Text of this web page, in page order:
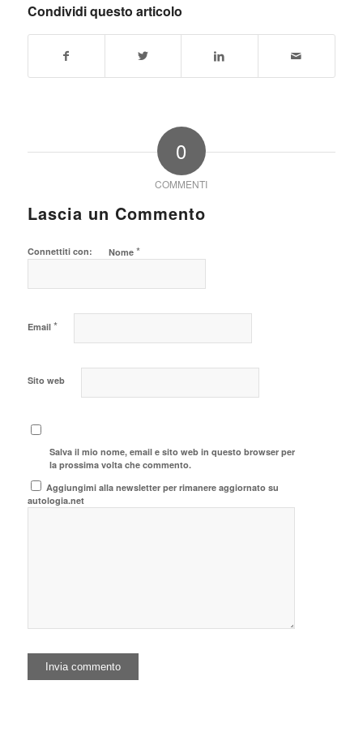
Condividi questo articolo
0
COMMENTI
Lascia un Commento
Connettiti con: Nome *
Email *
Sito web
Salva il mio nome, email e sito web in questo browser per
la prossima volta che commento.
Aggiungimi alla newsletter per rimanere aggiornato su
autologia.net